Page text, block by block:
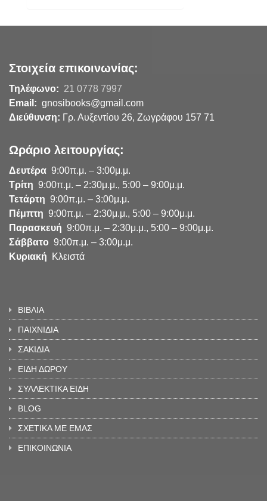
Στοιχεία επικοινωνίας:
Τηλέφωνο: 21 0778 7997
Email: gnosibooks@gmail.com
Διεύθυνση: Γρ. Αυξεντίου 26, Ζωγράφου 157 71
Ωράριο λειτουργίας:
Δευτέρα 9:00π.μ. – 3:00μ.μ.
Τρίτη 9:00π.μ. – 2:30μ.μ., 5:00 – 9:00μ.μ.
Τετάρτη 9:00π.μ. – 3:00μ.μ.
Πέμπτη 9:00π.μ. – 2:30μ.μ., 5:00 – 9:00μ.μ.
Παρασκευή 9:00π.μ. – 2:30μ.μ., 5:00 – 9:00μ.μ.
Σάββατο 9:00π.μ. – 3:00μ.μ.
Κυριακή Κλειστά
ΒΙΒΛΙΑ
ΠΑΙΧΝΙΔΙΑ
ΣΑΚΙΔΙΑ
ΕΙΔΗ ΔΩΡΟΥ
ΣΥΛΛΕΚΤΙΚΑ ΕΙΔΗ
BLOG
ΣΧΕΤΙΚΑ ΜΕ ΕΜΑΣ
ΕΠΙΚΟΙΝΩΝΙΑ